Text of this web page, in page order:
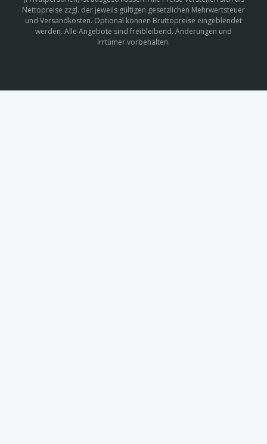
Nettopreise zzgl. der jeweils gültigen gesetzlichen Mehrwertsteuer
und Versandkosten. Optional können Bruttopreise eingeblendet
werden. Alle Angebote sind freibleibend. Änderungen und
Irrtümer vorbehalten.